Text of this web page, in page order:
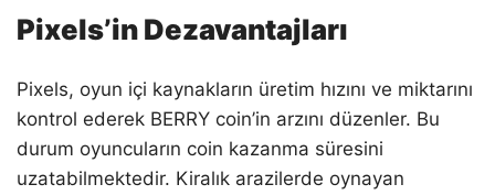
Pixels’in Dezavantajları
Pixels, oyun içi kaynakların üretim hızını ve miktarını
kontrol ederek BERRY coin’in arzını düzenler. Bu
durum oyuncuların coin kazanma süresini
uzatabilmektedir. Kiralık arazilerde oynayan